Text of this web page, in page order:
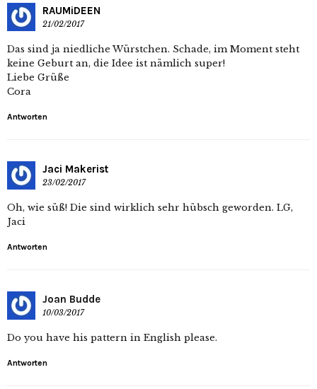
RAUMiDEEN
21/02/2017
Das sind ja niedliche Würstchen. Schade, im Moment steht
keine Geburt an, die Idee ist nämlich super!
Liebe Grüße
Cora
Antworten
Jaci Makerist
23/02/2017
Oh, wie süß! Die sind wirklich sehr hübsch geworden. LG,
Jaci
Antworten
Joan Budde
10/03/2017
Do you have his pattern in English please.
Antworten